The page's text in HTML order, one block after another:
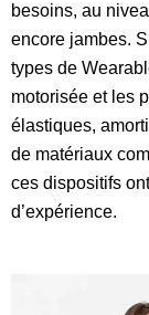
besoins, au
encore jambes.
types de
motorisée et les
élastiques,
de matériaux
ces dispositifs
d’expérience.